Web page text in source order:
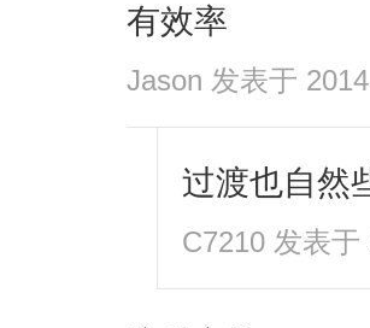
有效率
Jason 发表于
过渡也自然
C7210 发表于